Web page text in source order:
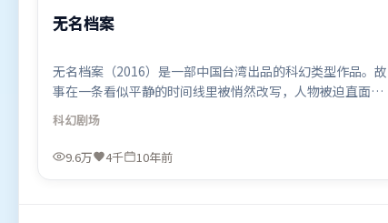
无名档案
无名档案（2016）是一部中国台湾出品的科幻类型作品。故
事在一条看似平静的时间线里被悄然改写，人物被迫直面过
去与现在的撕裂。叙事线索多线并进，最终在关键节点收
束。由拉吉库马尔·希拉尼执导，秦海璐、全智贤、雷佳
音，刘亦菲、杨紫、白宇等联袂出演。影片于2016年8月4日
科幻剧场
9.6万 4千 10年前